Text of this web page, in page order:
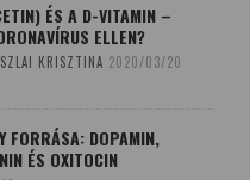
ÉS A D-VITAMIN –
ELLEN?
KRISZTINA 2020/03/20
FORRÁSA: DOPAMIN,
ÉS OXITOCIN